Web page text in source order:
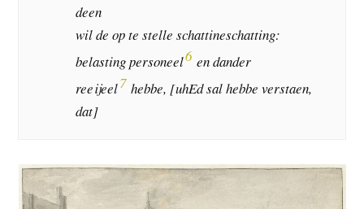
deen
wil de op te stelle schattineschatting:
belasting personeel6 en dander
reeijeel7 hebbe, [uhEd sal hebbe verstaen,
dat]